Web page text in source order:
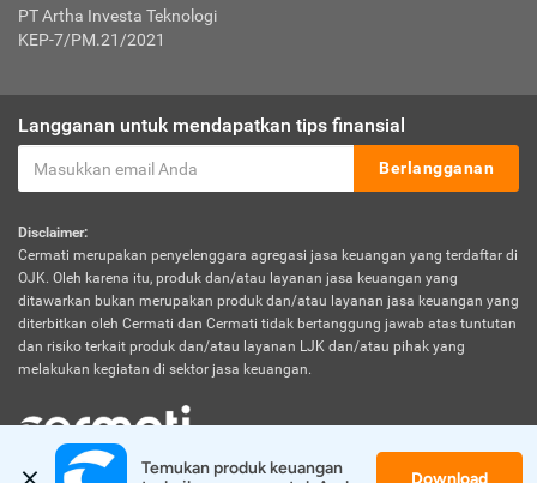
PT Artha Investa Teknologi
KEP-7/PM.21/2021
Langganan untuk mendapatkan tips finansial
Berlangganan
Disclaimer:
Cermati merupakan penyelenggara agregasi jasa keuangan yang terdaftar di
OJK. Oleh karena itu, produk dan/atau layanan jasa keuangan yang
ditawarkan bukan merupakan produk dan/atau layanan jasa keuangan yang
diterbitkan oleh Cermati dan Cermati tidak bertanggung jawab atas tuntutan
dan risiko terkait produk dan/atau layanan LJK dan/atau pihak yang
melakukan kegiatan di sektor jasa keuangan.
© 2026 Cermati. All Rights Reserved.
Temukan produk keuangan
Download